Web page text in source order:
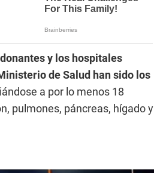
y los hospitales
de Salud han sido los
a por lo menos 18
pulmones, páncreas, hígado y